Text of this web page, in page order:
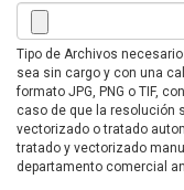
Tipo de Archivos
sea sin cargo y con una
formato JPG, PNG o TIF,
caso de que la resolución
vectorizado o tratado
tratado y vectorizado
departamento comercial